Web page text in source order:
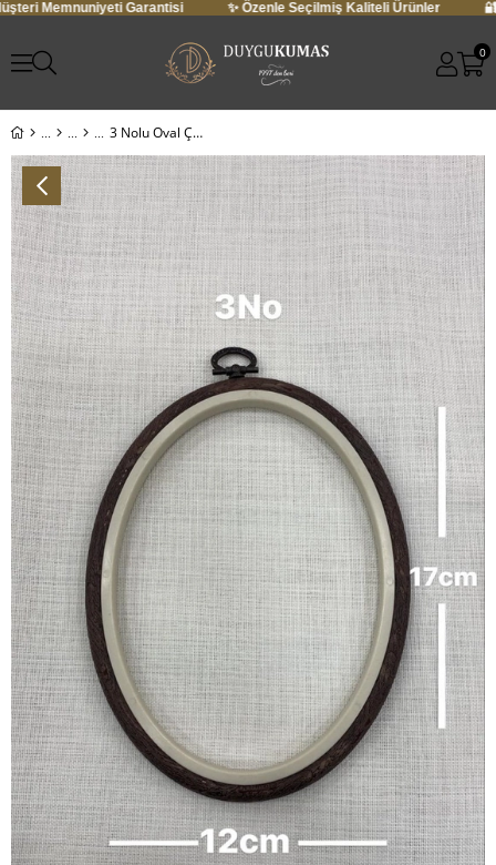
Garantisi ✨ Özenle Seçilmiş Kaliteli Ürünler 🔐
0
3 Nolu Oval Çerçeve Kasnak